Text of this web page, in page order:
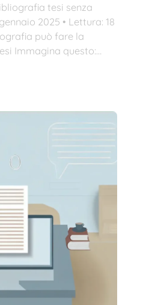
tesi senza
2025 • Lettura: 18
può fare la
Immagina questo:…